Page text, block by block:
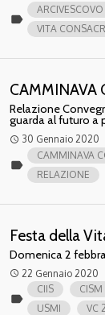
label
ARCIVESCOVO
VITA
CAMMINAVA
Relazione
guarda al futuro a
access_time 30 Gennaio 2020
label
CAMMINAVA
RELAZIONE
Festa della
Domenica 2
access_time 22 Gennaio 2020
label
CIIS CISM
USMI
VC